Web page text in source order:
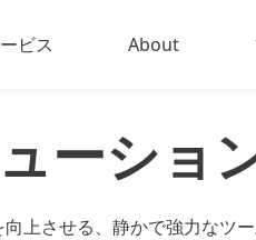
ビス About
お問い合わせ
ーショ
上させる、静かで強力なツ